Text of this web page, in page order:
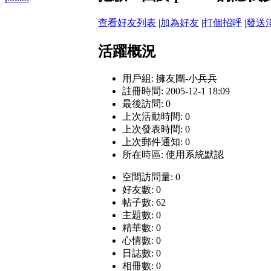
查看好友列表 |加為好友 |打個招呼 |發送
活躍概況
用戶組: 擁友團-小兵兵
註冊時間: 2005-12-1 18:09
最後訪問: 0
上次活動時間: 0
上次發表時間: 0
上次郵件通知: 0
所在時區: 使用系統默認
空間訪問量: 0
好友數: 0
帖子數: 62
主題數: 0
精華數: 0
心情數: 0
日誌數: 0
相冊數: 0